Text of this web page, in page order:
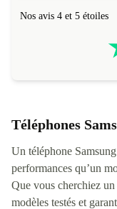
Nos avis 4 et 5 étoiles
Téléphones
Un téléphone
performances qu’un
Que vous cherchiez
modèles testés et